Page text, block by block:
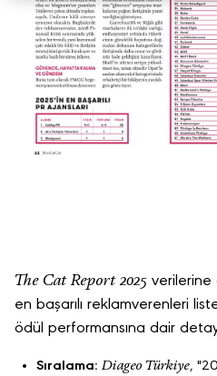
The Cat Report 2025
en başarılı reklamverenleri
ödül performansına dair
Sıralama: Diageo Türkiye,